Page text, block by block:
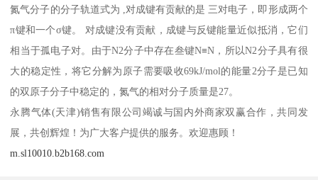
氮气分子的分子轨道式为 ,对成键有贡献的是 三对电子，即形成两个
π键和一个σ键。 对成键没有贡献，成键与反键能量近似抵消，它们
相当于孤电子对。由于N2分子中存在叁键N≡N，所以N2分子具有很
大的稳定性，将它分解为原子需要吸收69kJ/mol的能量2分子是已知
的双原子分子中稳定的，氮气的相对分子质量是27。
永腾气体(天津)销售有限公司竭诚与国内外商家双赢合作，共同发
展，共创辉煌！为广大客户提供的服务。欢迎惠顾！
m.sl10010.b2b168.com